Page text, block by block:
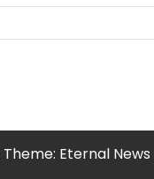
Theme: Eternal News